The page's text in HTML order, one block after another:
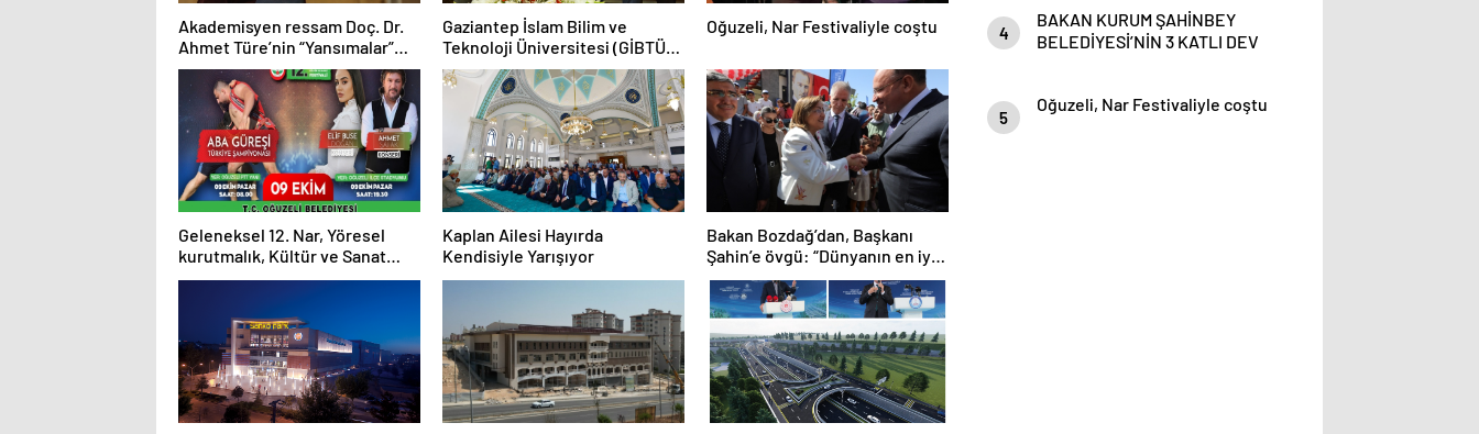
Akademisyen ressam Doç. Dr.
Ahmet Türe’nin “Yansımalar”
Temalı resim sergisi SANKO
Sanat Galerisi’nde
Gaziantep İslam Bilim ve
Teknoloji Üniversitesi (GİBTÜ)
2022-2023 Akademik Yılı açılışı
yapıldı
Oğuzeli, Nar Festivaliyle coştu
Geleneksel 12. Nar, Yöresel
kurutmalık, Kültür ve Sanat
Festivali yarın Oğuzeli’de
Kaplan Ailesi Hayırda
Kendisiyle Yarışıyor
Bakan Bozdağ’dan, Başkanı
Şahin’e övgü: “Dünyanın en iyi
Belediye Başkanları arasında “
4
BAKAN KURUM ŞAHİNBEY
BELEDİYESİ’NİN 3 KATLI DEV
5
Oğuzeli, Nar Festivaliyle coştu